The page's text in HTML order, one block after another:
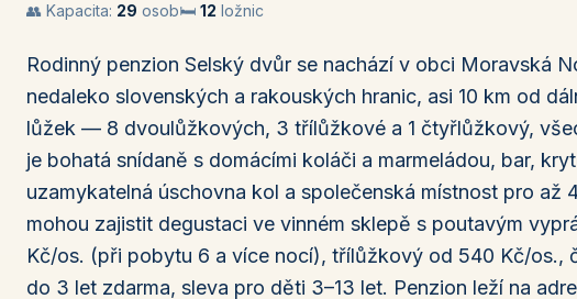
👥 Kapacita: 29 osob🛏️ 12 ložnic
Rodinný penzion Selský dvůr se nachází v obci Moravská
nedaleko slovenských a rakouských hranic, asi 10 km od
lůžek — 8 dvoulůžkových, 3 třílůžkové a 1 čtyřlůžkový,
je bohatá snídaně s domácími koláči a marmeládou, bar,
uzamykatelná úschovna kol a společenská místnost pro
mohou zajistit degustaci ve vinném sklepě s poutavým
Kč/os. (při pobytu 6 a více nocí), třílůžkový od 540 Kč/
do 3 let zdarma, sleva pro děti 3–13 let. Penzion leží na